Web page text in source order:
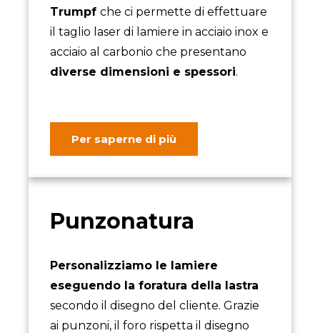
Trumpf che ci permette di effettuare
il taglio laser di lamiere in acciaio inox e
acciaio al carbonio che presentano
diverse dimensioni e spessori.
Per saperne di più
Punzonatura
Personalizziamo le lamiere
eseguendo la foratura della lastra
secondo il disegno del cliente. Grazie
ai punzoni, il foro rispetta il disegno